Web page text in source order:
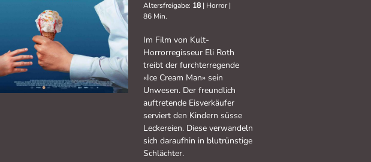
Altersfreigabe: 18 | Horror |
86 Min.
Im Film von Kult-
Horrorregisseur Eli Roth
treibt der furchterregende
«Ice Cream Man» sein
Unwesen. Der freundlich
auftretende Eisverkäufer
serviert den Kindern süsse
Leckereien. Diese verwandeln
sich daraufhin in blutrünstige
Schlächter.